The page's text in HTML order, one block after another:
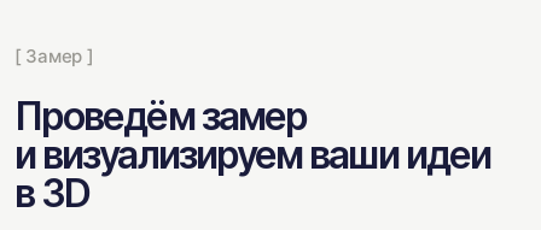
[ Замер ]
Проведём замер
и визуализируем ваши идеи
в 3D